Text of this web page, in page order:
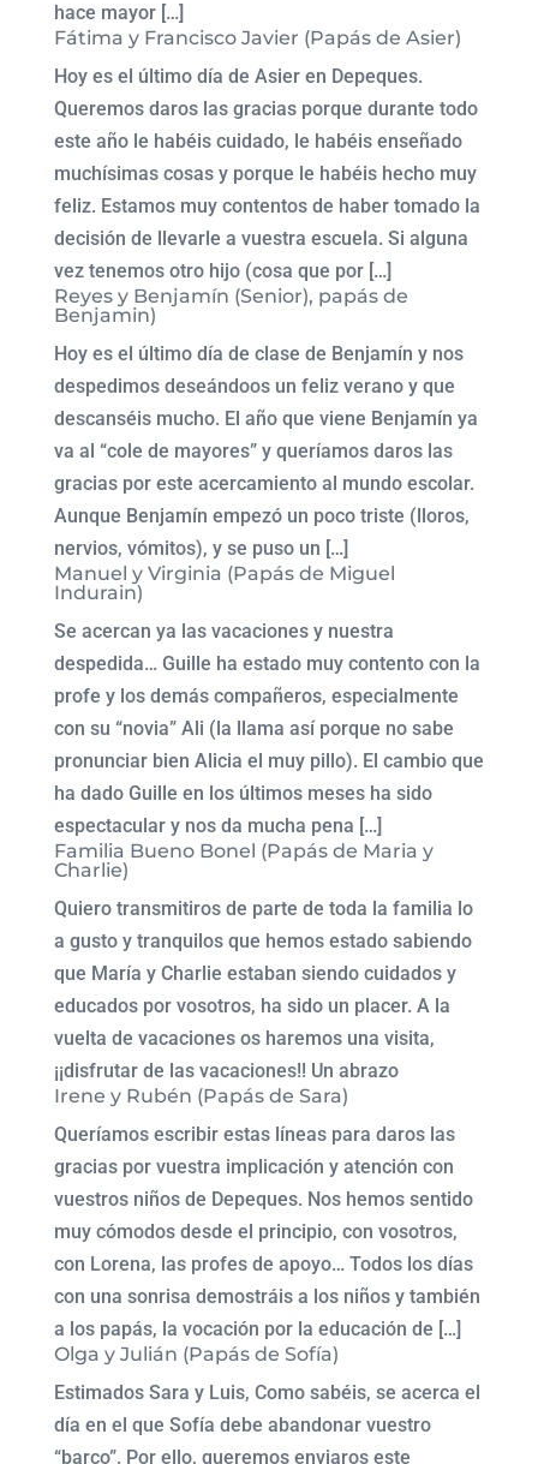
hace mayor […]
Fátima y Francisco Javier (Papás de Asier)
Hoy es el último día de Asier en Depeques.
Queremos daros las gracias porque durante todo
este año le habéis cuidado, le habéis enseñado
muchísimas cosas y porque le habéis hecho muy
feliz. Estamos muy contentos de haber tomado la
decisión de llevarle a vuestra escuela. Si alguna
vez tenemos otro hijo (cosa que por […]
Reyes y Benjamín (Senior), papás de
Benjamin)
Hoy es el último día de clase de Benjamín y nos
despedimos deseándoos un feliz verano y que
descanséis mucho. El año que viene Benjamín ya
va al “cole de mayores” y queríamos daros las
gracias por este acercamiento al mundo escolar.
Aunque Benjamín empezó un poco triste (lloros,
nervios, vómitos), y se puso un […]
Manuel y Virginia (Papás de Miguel
Indurain)
Se acercan ya las vacaciones y nuestra
despedida… Guille ha estado muy contento con la
profe y los demás compañeros, especialmente
con su “novia” Ali (la llama así porque no sabe
pronunciar bien Alicia el muy pillo). El cambio que
ha dado Guille en los últimos meses ha sido
espectacular y nos da mucha pena […]
Familia Bueno Bonel (Papás de Maria y
Charlie)
Quiero transmitiros de parte de toda la familia lo
a gusto y tranquilos que hemos estado sabiendo
que María y Charlie estaban siendo cuidados y
educados por vosotros, ha sido un placer. A la
vuelta de vacaciones os haremos una visita,
¡¡disfrutar de las vacaciones!! Un abrazo
Irene y Rubén (Papás de Sara)
Queríamos escribir estas líneas para daros las
gracias por vuestra implicación y atención con
vuestros niños de Depeques. Nos hemos sentido
muy cómodos desde el principio, con vosotros,
con Lorena, las profes de apoyo… Todos los días
con una sonrisa demostráis a los niños y también
a los papás, la vocación por la educación de […]
Olga y Julián (Papás de Sofía)
Estimados Sara y Luis, Como sabéis, se acerca el
día en el que Sofía debe abandonar vuestro
“barco”. Por ello, queremos enviaros este